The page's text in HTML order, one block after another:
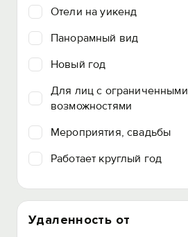
Отели на уикенд
Панорамный вид
Новый год
Для лиц с ограниченными
возможностями
Мероприятия, свадьбы
Работает круглый год
Удаленность от